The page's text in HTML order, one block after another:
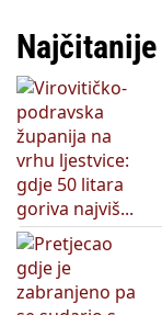
Najčitanije